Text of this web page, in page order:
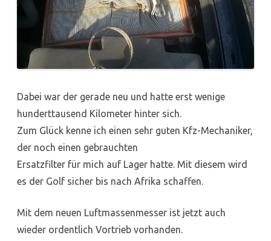
Dabei war der gerade neu und hatte erst wenige
hunderttausend Kilometer hinter sich.
Zum Glück kenne ich einen sehr guten Kfz-Mechaniker,
der noch einen gebrauchten
Ersatzfilter für mich auf Lager hatte. Mit diesem wird
es der Golf sicher bis nach Afrika schaffen.
Mit dem neuen Luftmassenmesser ist jetzt auch
wieder ordentlich Vortrieb vorhanden.